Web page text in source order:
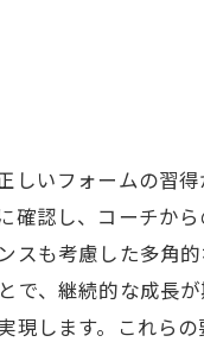
しいフォームの習
確認し、コーチか
も考慮した多角的
、継続的な成長
現します。これら